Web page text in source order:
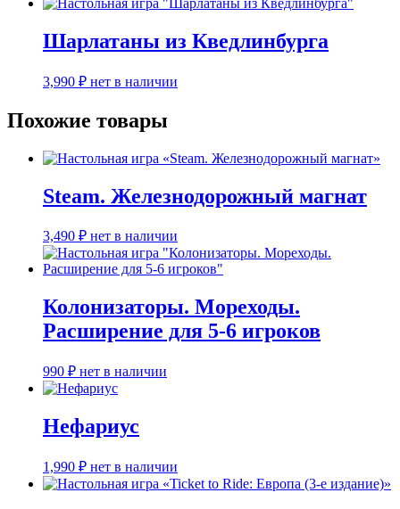
Шарлатаны из Кведлинбурга
3,990 ₽ нет в наличии
Похожие товары
Steam. Железнодорожный магнат
3,490 ₽ нет в наличии
Колонизаторы. Мореходы.
Расширение для 5-6 игроков
990 ₽ нет в наличии
Нефариус
1,990 ₽ нет в наличии